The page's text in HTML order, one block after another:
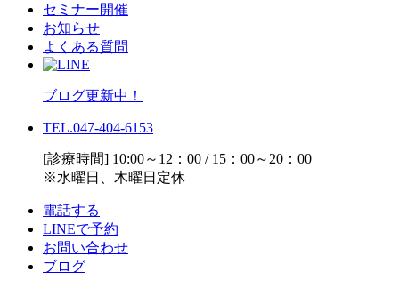
セミナー開催
お知らせ
よくある質問
ブログ更新中！
TEL.047-404-6153
[診療時間] 10:00～12：00 / 15：00～20：00
※水曜日、木曜日定休
電話する
LINEで予約
お問い合わせ
ブログ